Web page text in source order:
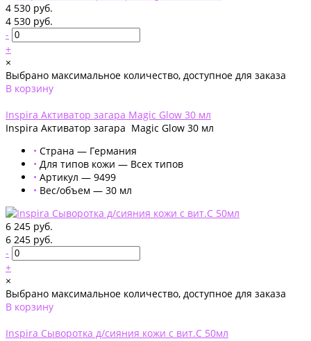
4 530 руб.
4 530 руб.
-
+
×
Выбрано максимальное количество, доступное для заказа
В корзину
Inspira Активатор загара Magic Glow 30 мл
Inspira Активатор загара Magic Glow 30 мл
• Страна — Германия
• Для типов кожи — Всех типов
• Артикул — 9499
• Вес/объем — 30 мл
6 245 руб.
6 245 руб.
-
+
×
Выбрано максимальное количество, доступное для заказа
В корзину
Inspira Сыворотка д/сияния кожи с вит.С 50мл